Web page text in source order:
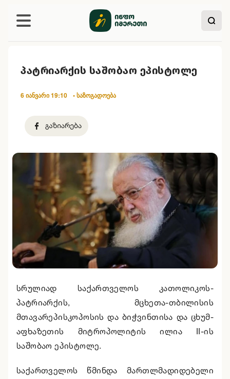
პატრიარქის საშობაო ეპისტოლე
6 იანვარი 19:10 • საზოგადოება
სრულიად საქართველოს კათოლიკოს-
პატრიარქის, მცხეთა-თბილისის
მთავარეპისკოპოსის და ბიჭვინთისა და ცხუმ-
აფხაზეთის მიტროპოლიტის ილია II-ის
საშობაო ეპისტოლე.
საქართველოს წმინდა მართლმადიდებელი